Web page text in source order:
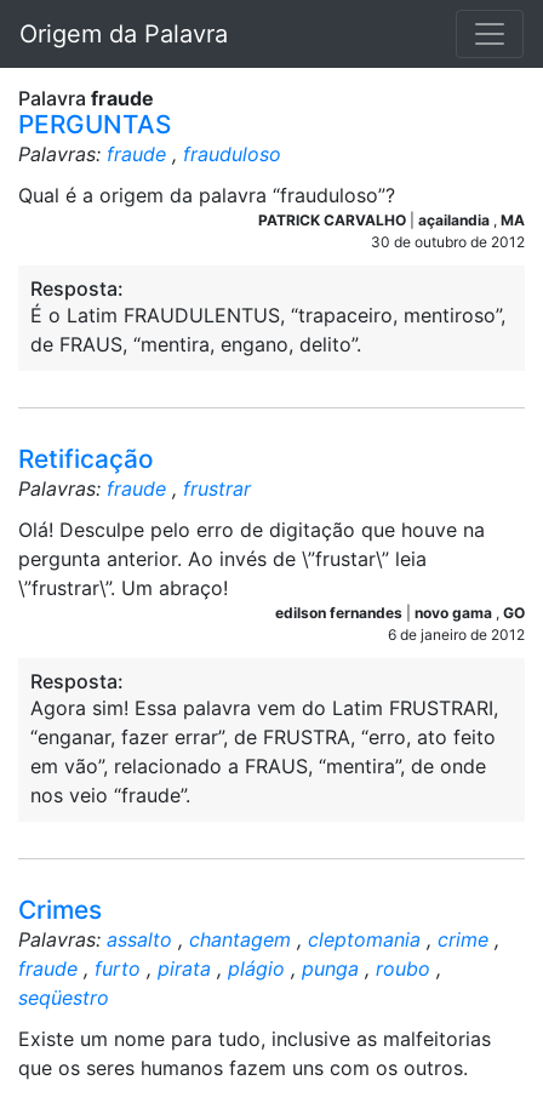
Origem da Palavra
Palavra fraude
PERGUNTAS
Palavras: fraude , frauduloso
Qual é a origem da palavra “frauduloso”?
PATRICK CARVALHO açailandia , MA
30 de outubro de 2012
Resposta:
É o Latim FRAUDULENTUS, “trapaceiro, mentiroso”,
de FRAUS, “mentira, engano, delito”.
Retificação
Palavras: fraude , frustrar
Olá! Desculpe pelo erro de digitação que houve na
pergunta anterior. Ao invés de \”frustar\” leia
\”frustrar\”. Um abraço!
edilson fernandes novo gama , GO
6 de janeiro de 2012
Resposta:
Agora sim! Essa palavra vem do Latim FRUSTRARI,
“enganar, fazer errar”, de FRUSTRA, “erro, ato feito
em vão”, relacionado a FRAUS, “mentira”, de onde
nos veio “fraude”.
Crimes
Palavras: assalto , chantagem , cleptomania , crime ,
fraude , furto , pirata , plágio , punga , roubo ,
seqüestro
Existe um nome para tudo, inclusive as malfeitorias
que os seres humanos fazem uns com os outros.